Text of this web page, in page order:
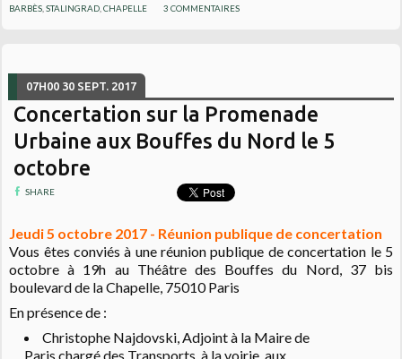
BARBÈS ,STALINGRAD ,CHAPELLE 3 COMMENTAIRES
07H00 30 SEPT. 2017
Concertation sur la Promenade
Urbaine aux Bouffes du Nord le 5
octobre
SHARE
Jeudi 5 octobre 2017 - Réunion publique de concertation
Vous êtes conviés à une réunion publique de concertation le 5
octobre à 19h au Théâtre des Bouffes du Nord, 37 bis
boulevard de la Chapelle, 75010 Paris
En présence de :
Christophe Najdovski, Adjoint à la Maire de
Paris chargé des Transports, à la voirie, aux